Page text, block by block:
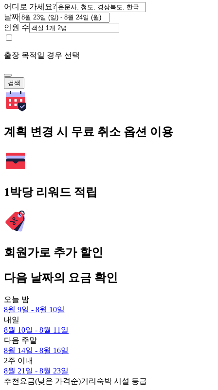
어디로 가세요?
날짜
인원 수
출장 목적일 경우 선택
검색
계획 변경 시 무료 취소 옵션 이용
1박당 리워드 적립
회원가로 추가 할인
다음 날짜의 요금 확인
오늘 밤
8월 9일 - 8월 10일
내일
8월 10일 - 8월 11일
다음 주말
8월 14일 - 8월 16일
2주 이내
8월 21일 - 8월 23일
추천요금(낮은 가격순)거리 숙박 시설 등급